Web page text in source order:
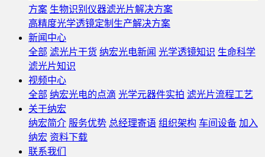
方案 生物识别仪器滤光片解决方案
高精度光学透镜定制生产解决方案
新闻中心
全部 滤光片干货 纳宏光电新闻 光学透镜知识 生命科学
滤光片知识
视频中心
全部 纳宏光电的点滴 光学元器件实拍 滤光片流程工艺
关于纳宏
纳宏简介 服务优势 总经理寄语 组织架构 车间设备 加入
纳宏 资料下载
联系我们